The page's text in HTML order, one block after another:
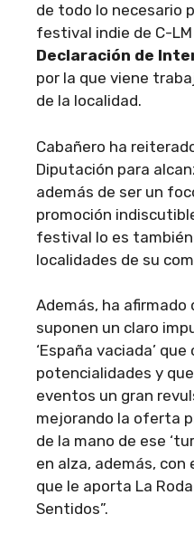
de todo lo necesario
festival indie de C-
Declaración de
por la que viene
de la localidad.
Cabañero ha
Diputación para
además de ser un
promoción
festival lo es
localidades de su
Además, ha
suponen un claro
‘España vaciada’
potencialidades y
eventos un gran
mejorando la oferta
de la mano de ese
en alza, además, con
que le aporta La
Sentidos”.